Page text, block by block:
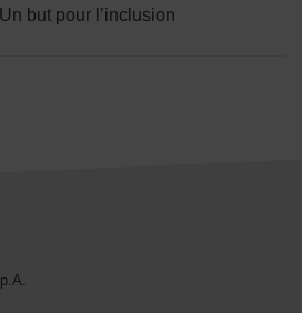
but pour l’inclusion